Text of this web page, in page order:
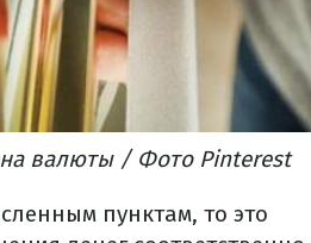
валюты / Фото Pinterest
пунктам, то это